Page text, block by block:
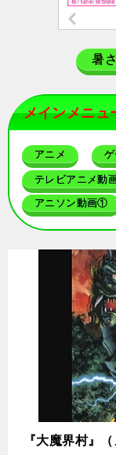
暑
メインメニュ
アニメ ゲ
テレビアニメ動
アニソン動画①
『大魔界村』